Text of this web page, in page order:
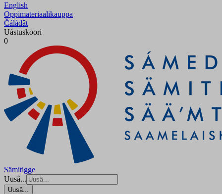
English
Oppimateriaalikauppa
Čáládât
Uástuskoori
0
Sämitigge
Uusâ...
Uusâ...